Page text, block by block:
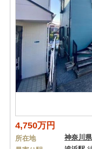
4,750万円
所在地 神奈川県